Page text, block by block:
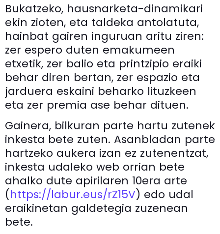
Bukatzeko, hausnarketa-dinamikari
ekin zioten, eta taldeka antolatuta,
hainbat gairen inguruan aritu ziren:
zer espero duten emakumeen
etxetik, zer balio eta printzipio eraiki
behar diren bertan, zer espazio eta
jarduera eskaini beharko lituzkeen
eta zer premia ase behar dituen.
Gainera, bilkuran parte hartu zutenek
inkesta bete zuten. Asanbladan parte
hartzeko aukera izan ez zutenentzat,
inkesta udaleko web orrian bete
ahalko dute apirilaren 10era arte
(https://labur.eus/rZ15V) edo udal
eraikinetan galdetegia zuzenean
bete.